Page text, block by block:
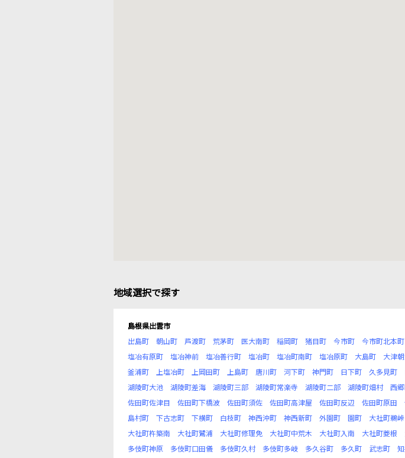
地域選択で探す
島根県出雲市
出島町
朝山町 芦渡町 荒茅町 医大南町 稲岡町 猪目町 今市町 今市町北本町
塩冶有原町
塩冶神前 塩冶善行町 塩冶町 塩冶町南町 塩冶原町 大島町 大津
釜浦町
上塩冶町 上岡田町 上島町 唐川町 河下町 神門町 日下町 久多見町
湖陵町大池
湖陵町差海 湖陵町三部 湖陵町常楽寺 湖陵町二部 湖陵町畑村 西
佐田町佐津目
佐田町下橋波 佐田町須佐 佐田町高津屋 佐田町反辺 佐田町原田
島村町
下古志町 下横町 白枝町 神西沖町 神西新町 外園町 園町 大社町鵜峠
大社町杵築南
大社町鷺浦 大社町修理免 大社町中荒木 大社町入南 大社町菱根
多伎町神原
多伎町口田儀 多伎町久村 多伎町多岐 多久谷町 多久町 武志町